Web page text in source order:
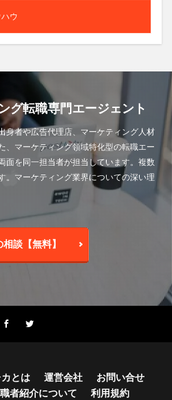
ウ
グ転職専門エージェント
身者や広告代理店、マーケティング人材
、マーケティング領域特化型の転職エー
面を同一担当者が担当しています。複数
。マーケティング業界についての深い理
談【無料】
とは 運営会社
お問い合せ
者紹介について
利用規約